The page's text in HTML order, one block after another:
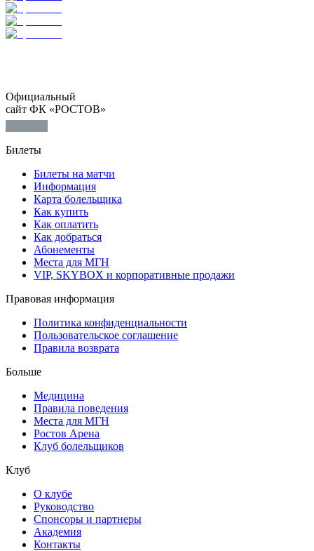
Официальный
сайт ФК «РОСТОВ»
Билеты
Билеты на матчи
Информация
Карта болельщика
Как купить
Как оплатить
Как добраться
Абонементы
Места для МГН
VIP, SKYBOX и корпоративные продажи
Правовая информация
Политика конфиденциальности
Пользовательское соглашение
Правила возврата
Больше
Медицина
Правила поведения
Места для МГН
Ростов Арена
Клуб болельщиков
Клуб
О клубе
Руководство
Спонсоры и партнеры
Академия
Контакты